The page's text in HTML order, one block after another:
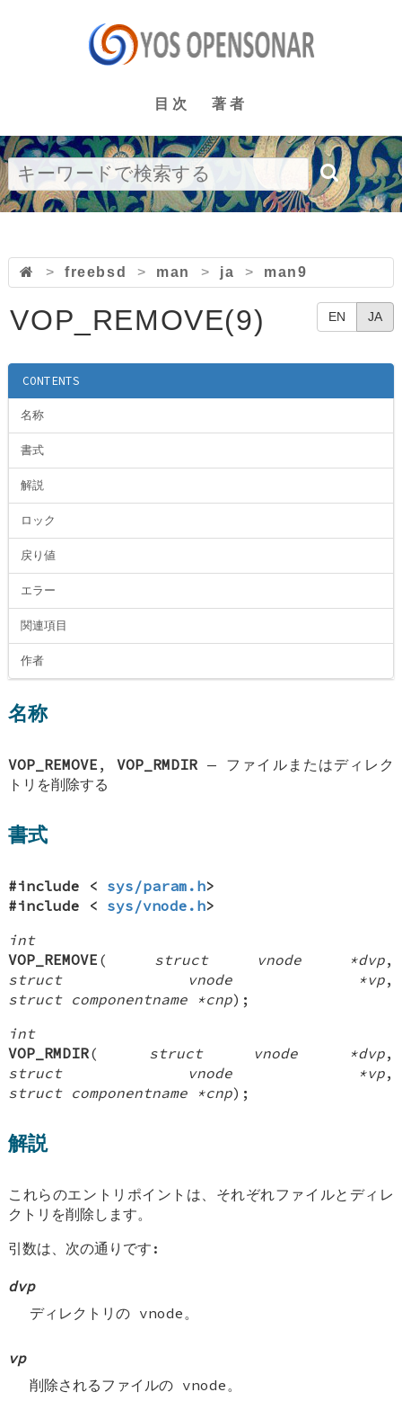
目次 著者
> freebsd > man > ja > man9
EN JA
VOP_REMOVE(9)
CONTENTS
名称
書式
解説
ロック
戻り値
エラー
関連項目
作者
名称
VOP_REMOVE ,VOP_RMDIR — ファイルまたはディレク
トリを削除する
書式
#include < sys/param.h>
#include < sys/vnode.h>
int
VOP_REMOVE ( struct vnode *dvp,
struct vnode *vp,
struct componentname *cnp);
int
VOP_RMDIR( struct vnode *dvp,
struct vnode *vp,
struct componentname *cnp);
解説
これらのエントリポイントは、それぞれファイルとディレ
クトリを削除します。
引数は、次の通りです:
dvp
ディレクトリの vnode。
vp
削除されるファイルの vnode。